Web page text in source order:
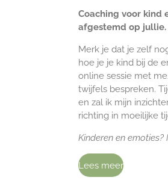
Coaching voor kind
afgestemd op jullie.
Merk je dat je zelf
hoe je je kind bij de
online sessie met
twijfels bespreken.
en zal ik mijn
richting in moeilijke
Kinderen en emoties?
Lees meer